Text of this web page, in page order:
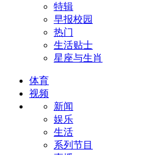
特辑
早报校园
热门
生活贴士
星座与生肖
体育
视频
新闻
娱乐
生活
系列节目